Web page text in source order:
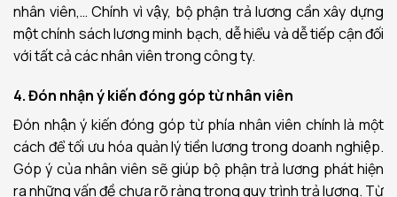
nhân viên,… Chính vì vậy, bộ phận trả lương cần xây dựng
một chính sách lương minh bạch, dễ hiểu và dễ tiếp cận đối
với tất cả các nhân viên trong công ty.
4. Đón nhận ý kiến đóng góp từ nhân viên
Đón nhận ý kiến đóng góp từ phía nhân viên chính là một
cách để tối ưu hóa quản lý tiền lương trong doanh nghiệp.
Góp ý của nhân viên sẽ giúp bộ phận trả lương phát hiện
ra những vấn đề chưa rõ ràng trong quy trình trả lương. Từ